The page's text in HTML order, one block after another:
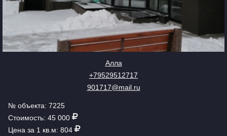
Алла
+79529512717
901717@mail.ru
№ объекта: 7225
Стоимость: 45 000
Цена за 1 кв.м: 804